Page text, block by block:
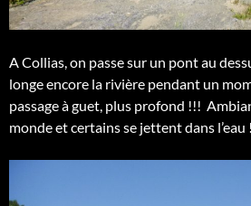
A Collias, on passe sur un pont au
longe encore la rivière pendant un
passage à guet, plus profond !!!
monde et certains se jettent dans l’eau !